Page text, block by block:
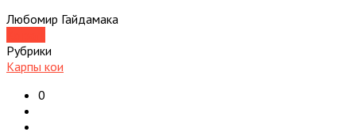
Любомир Гайдамака
Рубрики
Карпы кои
0